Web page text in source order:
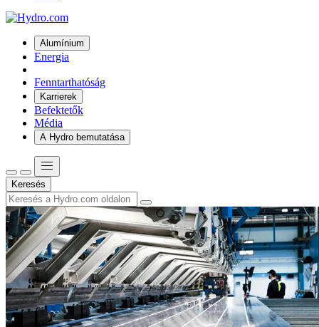
Alumínium
Energia
Fenntarthatóság
Karrierek
Befektetők
Média
A Hydro bemutatása
Keresés